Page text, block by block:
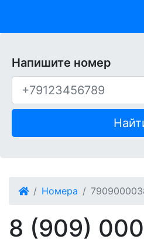
Напишите номер
Номера
8 (909)